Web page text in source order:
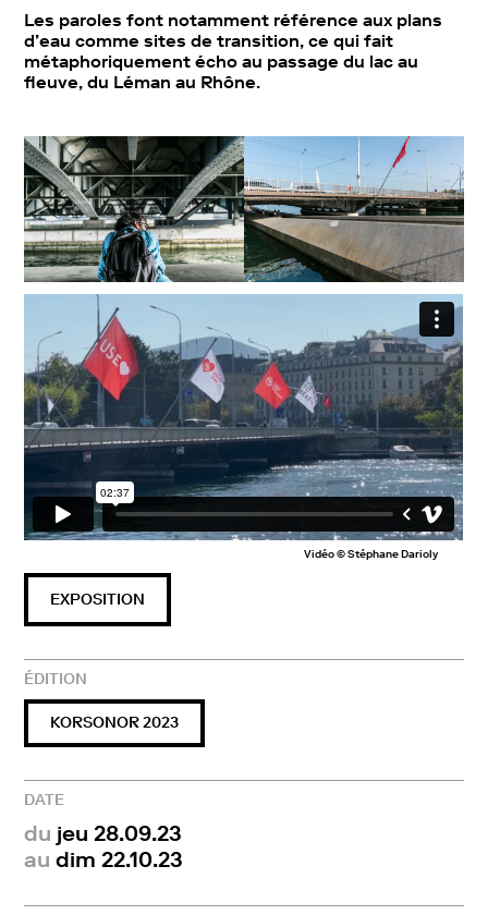
EXPOSITION
ÉDITION
KORSONOR 2023
DATE
du jeu 28.09.23
au dim 22.10.23
Les paroles font notamment référence aux plans
d’eau comme sites de transition, ce qui fait
métaphoriquement écho au passage du lac au
fleuve, du Léman au Rhône.
Vidéo © Stéphane Darioly